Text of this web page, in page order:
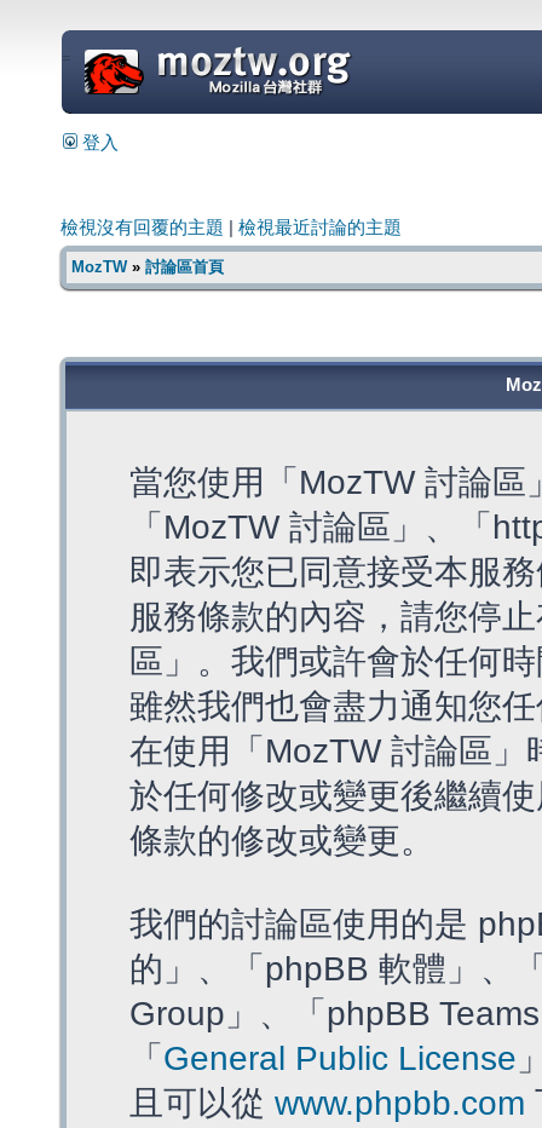
=
登入
檢視沒有回覆的主題 檢視最近討論的主題
MozTW» 討論區首頁
當您使用「MozTW 討論
「MozTW 討論區」、「
即表示您已同意接受本服
服務條款的內容，請您停
區」。我們或許會於任何
雖然我們也會盡力通知您
在使用「MozTW 討論區
於任何修改或變更後繼續
條款的修改或變更。
我們的討論區使用的是
的」、「phpBB 軟體」、
Group」、「phpBB
「 General Public License
且可以從 www.phpbb.com